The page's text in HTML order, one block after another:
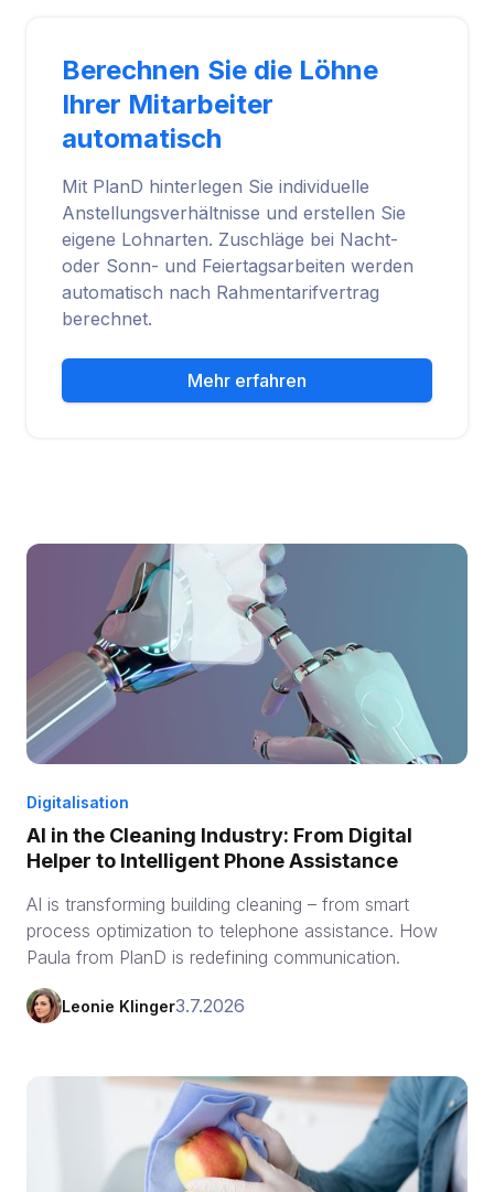
Berechnen Sie die Löhne
Ihrer Mitarbeiter
automatisch
Mit PlanD hinterlegen Sie individuelle
Anstellungsverhältnisse und erstellen Sie
eigene Lohnarten. Zuschläge bei Nacht-
oder Sonn- und Feiertagsarbeiten werden
automatisch nach Rahmentarifvertrag
berechnet.
Mehr erfahren
Digitalisation
AI in the Cleaning Industry: From Digital
Helper to Intelligent Phone Assistance
AI is transforming building cleaning – from smart
process optimization to telephone assistance. How
Paula from PlanD is redefining communication.
Leonie Klinger3.7.2026